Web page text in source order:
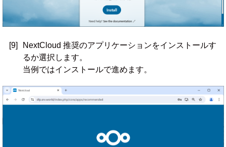
[9]
NextCloud 推奨のアプリケーションをインストールす
るか選択します。
当例ではインストールで進めます。